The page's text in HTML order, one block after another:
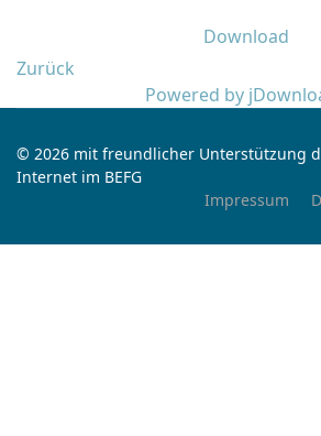
Download
Zurück
Powered by
© 2026 mit freundlicher Unterstützung
Internet im BEFG
Impressum